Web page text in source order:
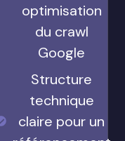
optimisation
du crawl
Google
Structure
technique
claire pour un